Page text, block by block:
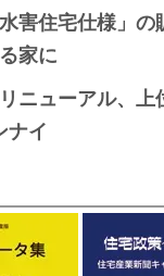
害住宅仕様」の
家に
ニューアル、
ナイ